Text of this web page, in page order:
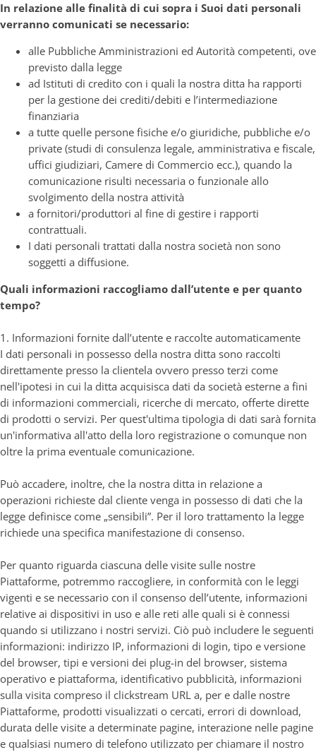
In relazione alle finalità di cui sopra i Suoi dati personali
verranno comunicati se necessario:
alle Pubbliche Amministrazioni ed Autorità competenti, ove
previsto dalla legge
ad Istituti di credito con i quali la nostra ditta ha rapporti
per la gestione dei crediti/debiti e l’intermediazione
finanziaria
a tutte quelle persone fisiche e/o giuridiche, pubbliche e/o
private (studi di consulenza legale, amministrativa e fiscale,
uffici giudiziari, Camere di Commercio ecc.), quando la
comunicazione risulti necessaria o funzionale allo
svolgimento della nostra attività
a fornitori/produttori al fine di gestire i rapporti
contrattuali.
I dati personali trattati dalla nostra società non sono
soggetti a diffusione.
Quali informazioni raccogliamo dall’utente e per quanto
tempo?
1. Informazioni fornite dall’utente e raccolte automaticamente
I dati personali in possesso della nostra ditta sono raccolti
direttamente presso la clientela ovvero presso terzi come
nell'ipotesi in cui la ditta acquisisca dati da società esterne a fini
di informazioni commerciali, ricerche di mercato, offerte dirette
di prodotti o servizi. Per quest'ultima tipologia di dati sarà fornita
un'informativa all'atto della loro registrazione o comunque non
oltre la prima eventuale comunicazione.
Può accadere, inoltre, che la nostra ditta in relazione a
operazioni richieste dal cliente venga in possesso di dati che la
legge definisce come „sensibili”. Per il loro trattamento la legge
richiede una specifica manifestazione di consenso.
Per quanto riguarda ciascuna delle visite sulle nostre
Piattaforme, potremmo raccogliere, in conformità con le leggi
vigenti e se necessario con il consenso dell’utente, informazioni
relative ai dispositivi in uso e alle reti alle quali si è connessi
quando si utilizzano i nostri servizi. Ciò può includere le seguenti
informazioni: indirizzo IP, informazioni di login, tipo e versione
del browser, tipi e versioni dei plug-in del browser, sistema
operativo e piattaforma, identificativo pubblicità, informazioni
sulla visita compreso il clickstream URL a, per e dalle nostre
Piattaforme, prodotti visualizzati o cercati, errori di download,
durata delle visite a determinate pagine, interazione nelle pagine
e qualsiasi numero di telefono utilizzato per chiamare il nostro